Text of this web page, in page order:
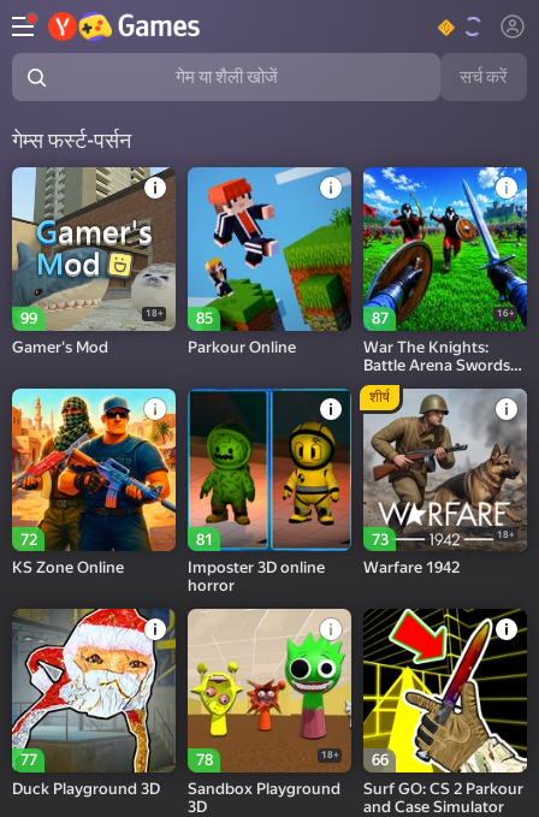
गेम या शैली खोजें सर्च करें
गेम्स फर्स्ट-पर्सन
99 18+
Gamer's Mod
85
Parkour Online
87 16+
War The Knights:
Battle Arena Swords
3D
72
KS Zone Online
81
Imposter 3D online
horror
73 18+
शीर्ष
Warfare 1942
77
Duck Playground 3D
78 18+
Sandbox Playground
3D
66
Surf GO: CS 2 Parkour
and Case Simulator